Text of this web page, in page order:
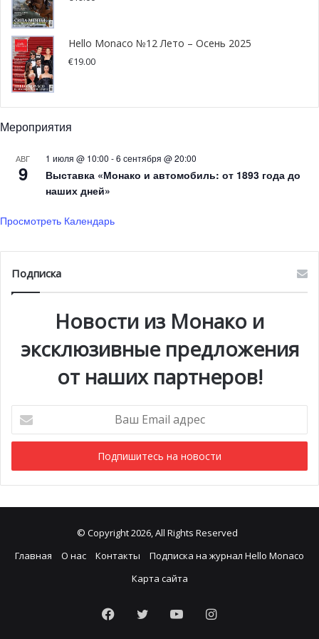
Кальканьо, генеральный директор океанографического
Института, который управляет музеем.
Это ответ на запросы публики. Фотографий, коллекций,
фильмов больше недостаточно
посетителям. Получается, что «они видят вещи, не видя
их на самом деле, ведь это всё — лишь
показывает вам изображение того, что происходит на
другом краю света, а также это хороший способ
внимание к проблемам океана.
Hello Monaco №12 Лето – Осень 2025
€19.00
Мероприятия
АВГ
9
1 июля @ 10:00 -6 сентября @ 20:00
Выставка «Монако и автомобиль: от 1893 года до
наших дней»
Просмотреть Календарь
Подписка
Новости из Монако и
эксклюзивные предложения
от наших партнеров!
Email
адрес
© Copyright 2026, All Rights Reserved
Главная
О нас Контакты
Подписка на журнал Hello Monaco
Карта сайта
Facebook
TwitterYouTubeInstagram